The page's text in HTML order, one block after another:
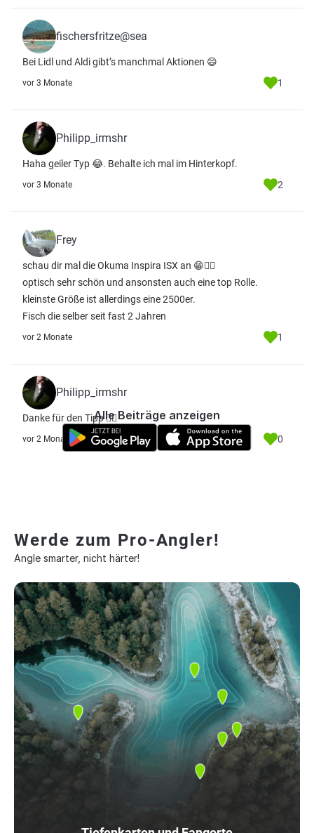
fischersfritze@sea
Bei Lidl und Aldi gibt’s manchmal Aktionen 😄
vor 3 Monate 1
Philipp_irmshr
Haha geiler Typ 😂. Behalte ich mal im Hinterkopf.
vor 3 Monate 2
Frey
schau dir mal die Okuma Inspira ISX an 😁👌🏼
optisch sehr schön und ansonsten auch eine top Rolle.
kleinste Größe ist allerdings eine 2500er.
Fisch die selber seit fast 2 Jahren
vor 2 Monate 1
Philipp_irmshr
Danke für den Tipp 👍🏻
vor 2 Monate 0
Alle Beiträge anzeigen
Werde zum Pro-Angler!
Angle smarter, nicht härter!